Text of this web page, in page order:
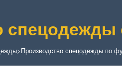
спецодежды
>Производство спецодежды по